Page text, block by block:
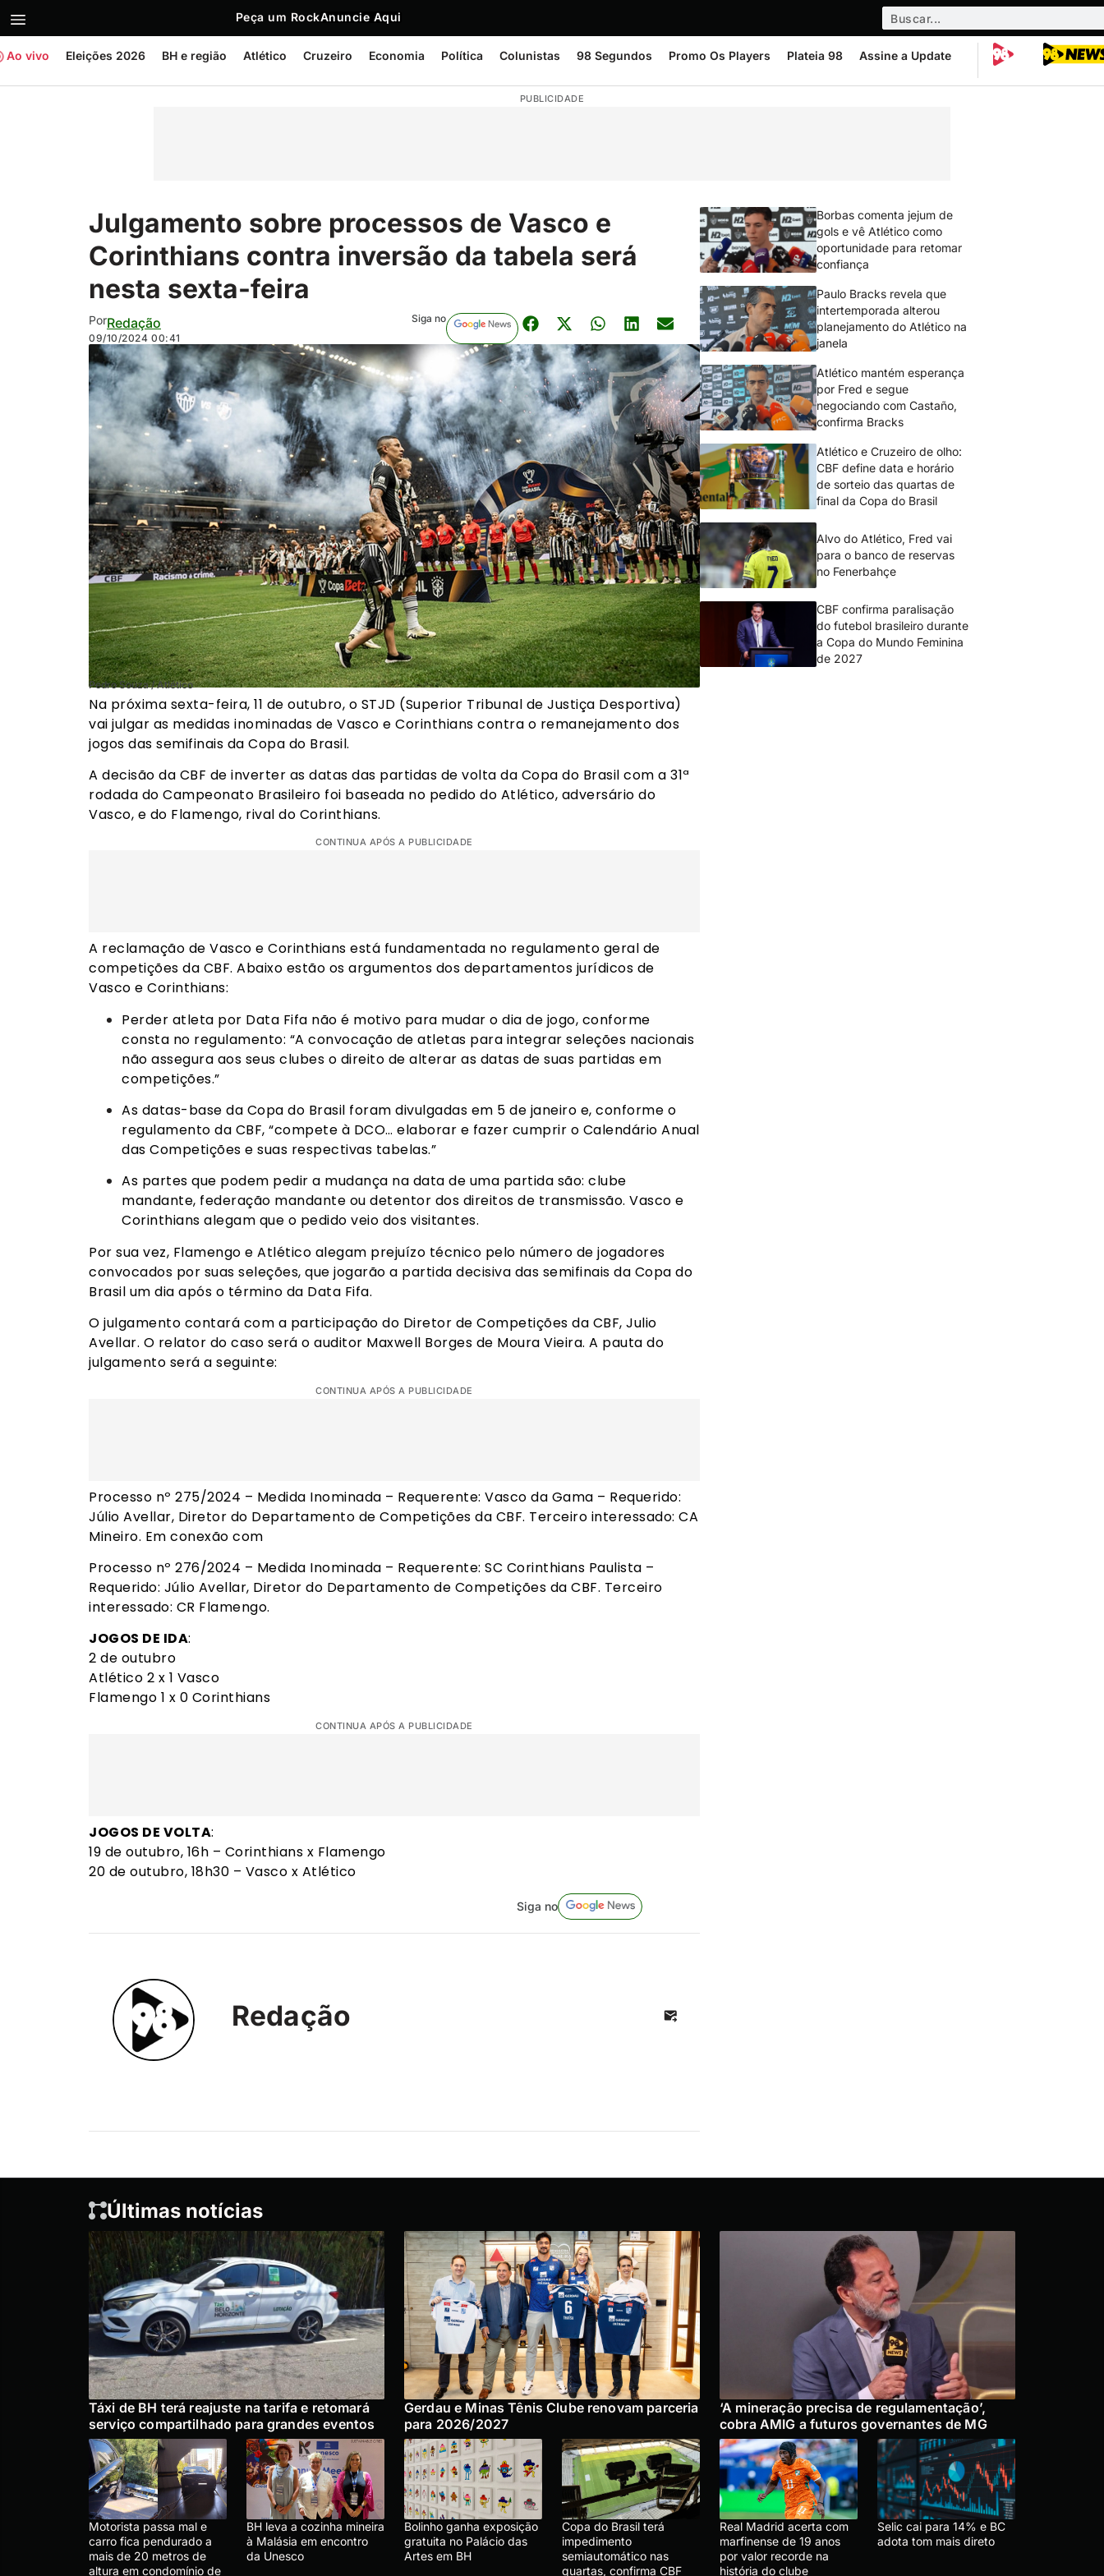
Peça um RockAnuncie Aqui
Ao vivo Eleições 2026 BH e região Atlético Cruzeiro Economia Política Colunistas 98 Segundos Promo Os Players Plateia 98 Assine a Update
PUBLICIDADE
Julgamento sobre processos de Vasco e
Corinthians contra inversão da tabela será
nesta sexta-feira
PorRedação
09/10/2024 00:41
Siga no
Pedro Souza / Atlético
Na próxima sexta-feira, 11 de outubro, o STJD (Superior Tribunal de Justiça Desportiva)
vai julgar as medidas inominadas de Vasco e Corinthians contra o remanejamento dos
jogos das semifinais da Copa do Brasil.
A decisão da CBF de inverter as datas das partidas de volta da Copa do Brasil com a 31ª
rodada do Campeonato Brasileiro foi baseada no pedido do Atlético, adversário do
Vasco, e do Flamengo, rival do Corinthians.
CONTINUA APÓS A PUBLICIDADE
A reclamação de Vasco e Corinthians está fundamentada no regulamento geral de
competições da CBF. Abaixo estão os argumentos dos departamentos jurídicos de
Vasco e Corinthians:
Perder atleta por Data Fifa não é motivo para mudar o dia de jogo, conforme
consta no regulamento: “A convocação de atletas para integrar seleções nacionais
não assegura aos seus clubes o direito de alterar as datas de suas partidas em
competições.”
As datas-base da Copa do Brasil foram divulgadas em 5 de janeiro e, conforme o
regulamento da CBF, “compete à DCO… elaborar e fazer cumprir o Calendário Anual
das Competições e suas respectivas tabelas.”
As partes que podem pedir a mudança na data de uma partida são: clube
mandante, federação mandante ou detentor dos direitos de transmissão. Vasco e
Corinthians alegam que o pedido veio dos visitantes.
Por sua vez, Flamengo e Atlético alegam prejuízo técnico pelo número de jogadores
convocados por suas seleções, que jogarão a partida decisiva das semifinais da Copa do
Brasil um dia após o término da Data Fifa.
O julgamento contará com a participação do Diretor de Competições da CBF, Julio
Avellar. O relator do caso será o auditor Maxwell Borges de Moura Vieira. A pauta do
julgamento será a seguinte:
CONTINUA APÓS A PUBLICIDADE
Processo nº 275/2024 – Medida Inominada – Requerente: Vasco da Gama – Requerido:
Júlio Avellar, Diretor do Departamento de Competições da CBF. Terceiro interessado: CA
Mineiro. Em conexão com
Processo nº 276/2024 – Medida Inominada – Requerente: SC Corinthians Paulista –
Requerido: Júlio Avellar, Diretor do Departamento de Competições da CBF. Terceiro
interessado: CR Flamengo.
JOGOS DE IDA:
2 de outubro
Atlético 2 x 1 Vasco
Flamengo 1 x 0 Corinthians
CONTINUA APÓS A PUBLICIDADE
JOGOS DE VOLTA:
19 de outubro, 16h – Corinthians x Flamengo
20 de outubro, 18h30 – Vasco x Atlético
Siga no
Redação
Borbas comenta jejum de
gols e vê Atlético como
oportunidade para retomar
confiança
Paulo Bracks revela que
intertemporada alterou
planejamento do Atlético na
janela
Atlético mantém esperança
por Fred e segue
negociando com Castaño,
confirma Bracks
Atlético e Cruzeiro de olho:
CBF define data e horário
de sorteio das quartas de
final da Copa do Brasil
Alvo do Atlético, Fred vai
para o banco de reservas
no Fenerbahçe
CBF confirma paralisação
do futebol brasileiro durante
a Copa do Mundo Feminina
de 2027
Últimas notícias
Táxi de BH terá reajuste na tarifa e retomará
serviço compartilhado para grandes eventos
Gerdau e Minas Tênis Clube renovam parceria
para 2026/2027
‘A mineração precisa de regulamentação’,
cobra AMIG a futuros governantes de MG
Motorista passa mal e
carro fica pendurado a
mais de 20 metros de
altura em condomínio de
BH leva a cozinha mineira
à Malásia em encontro
da Unesco
Bolinho ganha exposição
gratuita no Palácio das
Artes em BH
Copa do Brasil terá
impedimento
semiautomático nas
quartas, confirma CBF
Real Madrid acerta com
marfinense de 19 anos
por valor recorde na
história do clube
Selic cai para 14% e BC
adota tom mais direto